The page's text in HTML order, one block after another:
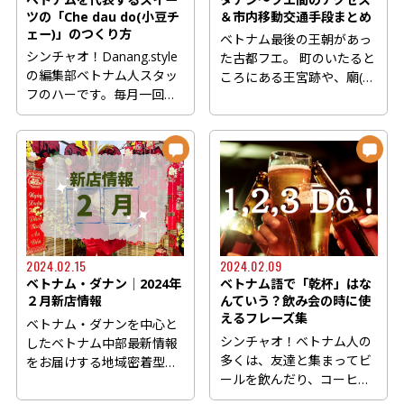
ツの「Che dau do(小豆チ
ェー)」のつくり方
シンチャオ！Danang.style
の編集部ベトナム人スタッ
フのハーです。毎月一回、
ベトナム人がつくるベトナ
ム...
＆市内移動交通手段まとめ
ベトナム最後の王朝があっ
た古都フエ。 町のいたると
ころにある王宮跡や、廟(お
2024.02.15
ベトナム・ダナン│2024年
２月新店情報
ベトナム・ダナンを中心と
したベトナム中部最新情報
をお届けする地域密着型の
Danang.style(...
2024.02.09
ベトナム語で「乾杯」はな
んていう？飲み会の時に使
えるフレーズ集
シンチャオ！ベトナム人の
多くは、友達と集まってビ
ールを飲んだり、コーヒー
を飲みに行ったりするのが